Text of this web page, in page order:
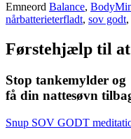
Emneord Balance,
nårbatterieterfladt, sov godt,
Førstehjælp til at
Stop tankemylder og
få din nattesøvn
Snup SOV GODT